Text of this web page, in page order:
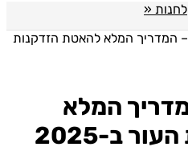
לחנות «
– המדריך המלא להאטת הזדקנות
המלא
ב-2025